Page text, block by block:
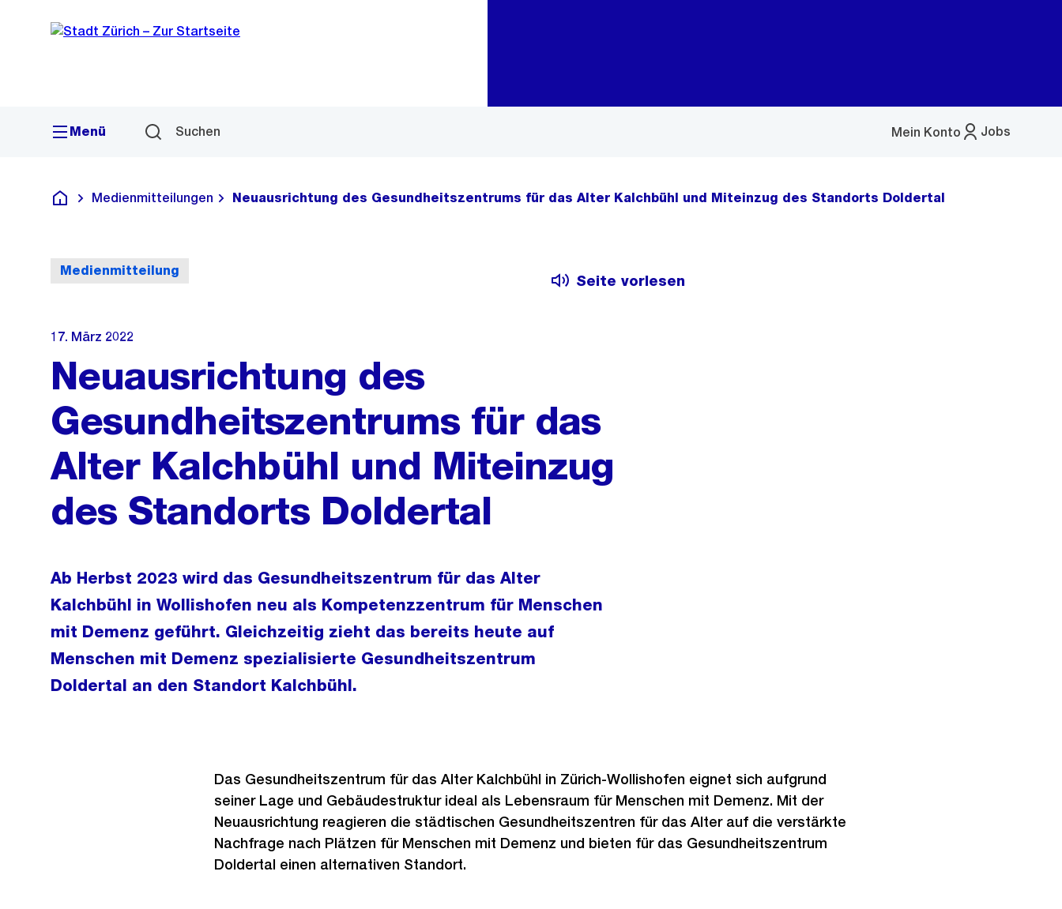
Navigation
Sprunglink
Menü Suchen Jobs
Mein Konto
Menü
Deutsch
Medienmitteilungen Neuausrichtung des Gesundheitszentrums für das Alter Kalchbühl und Miteinzug des Standorts Doldertal
Medienmitteilung
Seite vorlesen
17. März 2022
Neuausrichtung des
Gesundheitszentrums für das
Alter Kalchbühl und Miteinzug
des Standorts Doldertal
Ab Herbst 2023 wird das Gesundheitszentrum für das Alter
Kalchbühl in Wollishofen neu als Kompetenzzentrum für Menschen
mit Demenz geführt. Gleichzeitig zieht das bereits heute auf
Menschen mit Demenz spezialisierte Gesundheitszentrum
Doldertal an den Standort Kalchbühl.
Das Gesundheitszentrum für das Alter Kalchbühl in Zürich-Wollishofen eignet sich aufgrund
seiner Lage und Gebäudestruktur ideal als Lebensraum für Menschen mit Demenz. Mit der
Neuausrichtung reagieren die städtischen Gesundheitszentren für das Alter auf die verstärkte
Nachfrage nach Plätzen für Menschen mit Demenz und bieten für das Gesundheitszentrum
Doldertal einen alternativen Standort.